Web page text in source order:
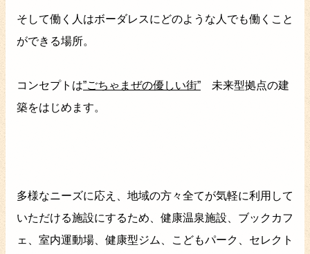
そして働く人はボーダレスにどのような人でも働くこと
ができる場所。
コンセプトは”ごちゃまぜの優しい街” 未来型拠点の建
築をはじめます。
多様なニーズに応え、地域の方々全てが気軽に利用して
いただける施設にするため、健康温泉施設、ブックカフ
ェ、室内運動場、健康型ジム、こどもパーク、セレクト